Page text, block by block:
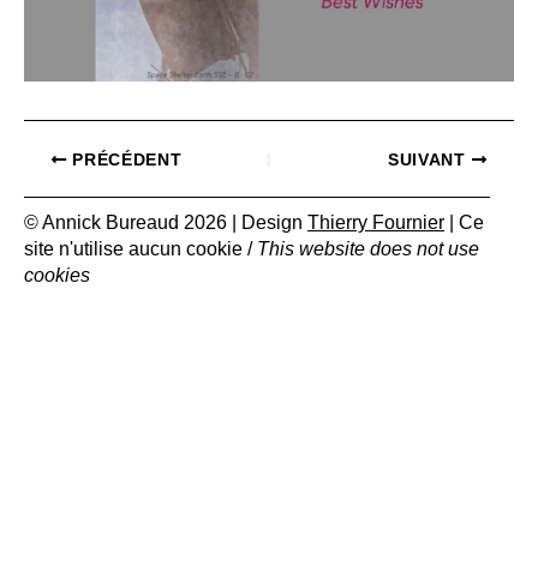
PRÉCÉDENT SUIVANT
© Annick Bureaud 2026 | Design Thierry Fournier | Ce
site n'utilise aucun cookie / This website does not use
cookies